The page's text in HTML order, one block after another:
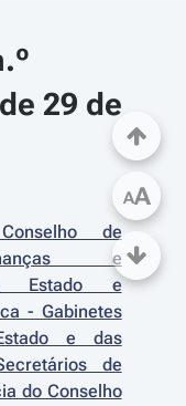
29 de
de
e
Estado e
- Gabinetes
e das
de
do Conselho
AA